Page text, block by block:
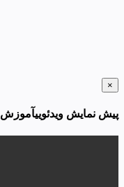
×
پیش نمایش ویدئوییآموزش PLC Allen Bradley-RsLogix